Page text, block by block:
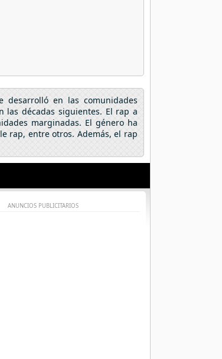
en las comunidades
las décadas siguientes. El rap a
marginadas. El género ha
rap, entre otros. Además, el rap
ANUNCIOS PUBLICITARIOS